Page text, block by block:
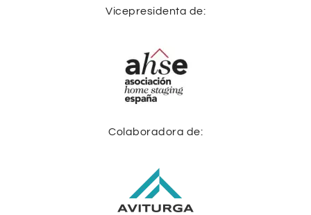
Vicepresidenta de:
Colaboradora de: